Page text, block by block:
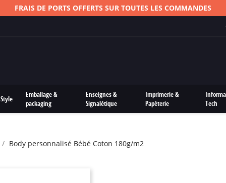
FRAIS DE PORTS OFFERTS SUR TOUTES LES COMMANDES
Emballage &
packaging
Enseignes &
Signalétique
Imprimerie &
Papèterie
Tech
Body personnalisé Bébé Coton 180g/m2